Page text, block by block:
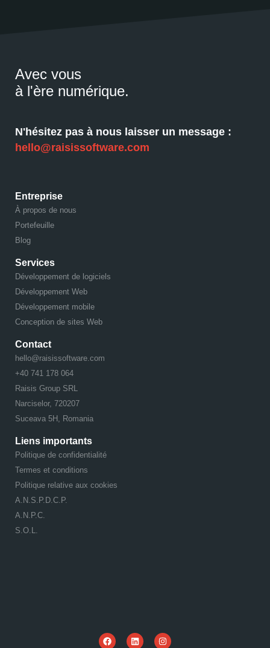
Avec vous
à l'ère numérique.
N'hésitez pas à nous laisser un message :
hello@raisissoftware.com
Entreprise
À propos de nous
Portefeuille
Blog
Services
Développement de logiciels
Développement Web
Développement mobile
Conception de sites Web
Contact
hello@raisissoftware.com
+40 741 178 064
Raisis Group SRL
Narciselor, 720207
Suceava 5H, Romania
Liens importants
Politique de confidentialité
Termes et conditions
Politique relative aux cookies
A.N.S.P.D.C.P.
A.N.P.C.
S.O.L.